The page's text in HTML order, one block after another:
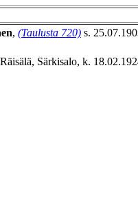
, (Taulusta 720) s.
Särkisalo, k.